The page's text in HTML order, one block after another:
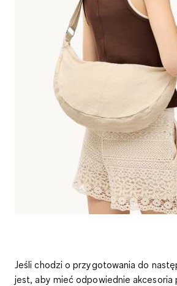
Jeśli chodzi o przygotowania do
jest, aby mieć odpowiednie akcesoria